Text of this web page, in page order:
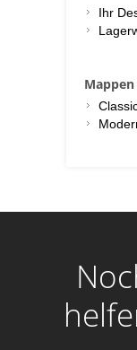
Ihr